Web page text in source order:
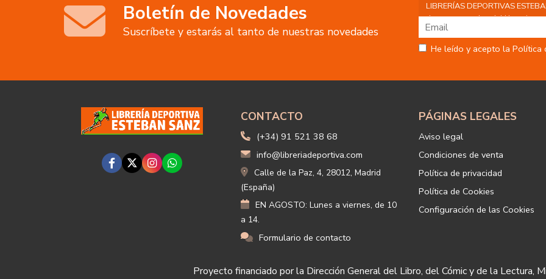
Boletín de Novedades
Suscríbete y estarás al tanto de nuestras novedades
LIBRERÍAS DEPORTIVAS
datos personales del Usuario,
tratamiento:
Fin del tratamiento: mantener
nuestros servicios y productos
actividad principal de la web,
Legitimación: está basada en el
Criterios de conservación de los
suprimirán con medidas de
los datos.
Destinatarios: no se cederán a
Derechos que asisten al Usuario:
a) Derecho a retirar el
protección de datos https://
He leído y acepto la Política
CONTACTO
(+34) 91 521 38 68
info@libreriadeportiva.com
Calle de la Paz, 4, 28012, Madrid
(España)
EN AGOSTO: Lunes a viernes, de 10
a 14.
Formulario de contacto
PÁGINAS LEGALES
Aviso legal
Condiciones de venta
Política de privacidad
Política de Cookies
Configuración de las Cookies
Proyecto financiado por la Dirección General del Libro, del Cómic y de la Lectura,